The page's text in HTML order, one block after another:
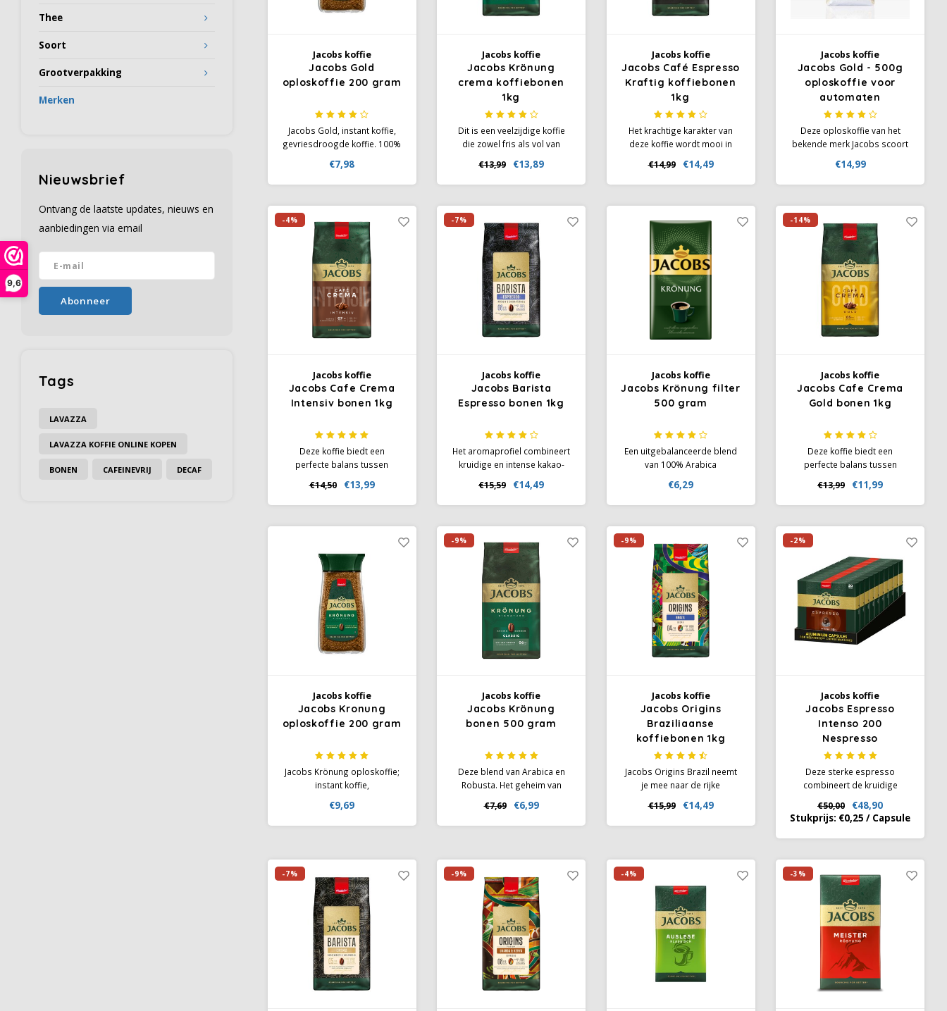
9,6
Thee
Soort
Grootverpakking
Merken
Nieuwsbrief
Ontvang de laatste updates, nieuws en
aanbiedingen via email
Abonneer
Tags
LAVAZZA
LAVAZZA KOFFIE ONLINE KOPEN
BONEN CAFEINEVRIJ DECAF
Jacobs koffie
Jacobs Gold
oploskoffie 200 gram
Jacobs Gold, instant koffie,
gevriesdroogde koffie. 100%
smaak. De Jacobs Gold was
voorheen de Cronat Gold
een nieuwe verpakking
gekregen.
€7,98
Jacobs koffie
Jacobs Krönung
crema koffiebonen
1kg
Dit is een veelzijdige koffie
die zowel fris als vol van
liefhebbers van een
uitgebalanceerde koffie-
€13,99 €13,89
Jacobs koffie
Jacobs Café Espresso
Kraftig koffiebonen
1kg
Het krachtige karakter van
deze koffie wordt mooi in
veelzijdige smaaknuances,
waardoor het een perfecte
zijn naar een intens, maar
toch goed uitgebalanceerd
kopje koffie.
€14,99 €14,49
Jacobs koffie
Jacobs Gold - 500g
oploskoffie voor
automaten
Deze oploskoffie van het
bekende merk Jacobs scoort
pittige en expressieve smaak.
Jacobs Vending Gold heeft
door een exclusieve selectie
koffiebonen.
€14,99
-4%
Jacobs koffie
Jacobs Cafe Crema
Intensiv bonen 1kg
Deze koffie biedt een
perfecte balans tussen
voor liefhebbers die op zoek
zijn naar een rijke, maar toch
€14,50 €13,99
-7%
Jacobs koffie
Jacobs Barista
Espresso bonen 1kg
Het aromaprofiel combineert
kruidige en intense kakao-
van donkere karamel, wat
zorgt voor een rijke en
€15,59 €14,49
Jacobs koffie
Jacobs Krönung filter
500 gram
Een uitgebalanceerde blend
van 100% Arabica
gebrand voor een complex
smaakpalet. In de kop
fruitig aroma met nuances
van noten en karamel. Een
klassiek gebrande koffie met
een zachte, volle body.
€6,29
-14%
Jacobs koffie
Jacobs Cafe Crema
Gold bonen 1kg
Deze koffie biedt een
perfecte balans tussen
voor diegenen die genieten
van een veelzijdig en verfijnd
€13,99 €11,99
Jacobs koffie
Jacobs Kronung
oploskoffie 200 gram
Jacobs Krönung oploskoffie;
instant koffie,
koffie. Geniet snel en
eenvoudig van topkwaliteit uit
koffie voor tussendoor om
weer op gang te komen.
€9,69
-9%
Jacobs koffie
Jacobs Krönung
bonen 500 gram
Deze blend van Arabica en
Robusta. Het geheim van
branding door Jacobs. Het
geeft deze koffie het "verwen"
€7,69 €6,99
-9%
Jacobs koffie
Jacobs Origins
Braziliaanse
koffiebonen 1kg
Jacobs Origins Brazil neemt
je mee naar de rijke
van de beste koffieregio's in
Zuid-Amerika. Met een milde
koffie de ideale keuze voor
€15,99 €14,49
-2%
Jacobs koffie
Jacobs Espresso
Intenso 200
Nespresso
compatibele capsules
Deze sterke espresso
combineert de kruidige
zoete en fruitige tonen van
Arabica - de enige manier om
onze krachtige espresso met
intense afdronk te creëren.
€50,00
€48,90
Stukprijs: €0,25 / Capsule
-7% -9% -4% -3%